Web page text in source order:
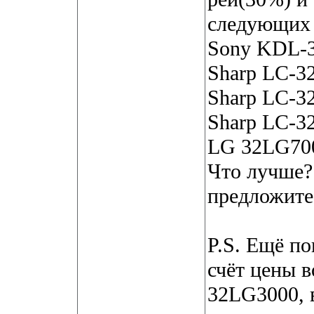
следующих
Sony KDL-
Sharp LC-
Sharp LC-
Sharp LC-
LG
Что
P.S. Ещё
счёт цены
32LG3000,